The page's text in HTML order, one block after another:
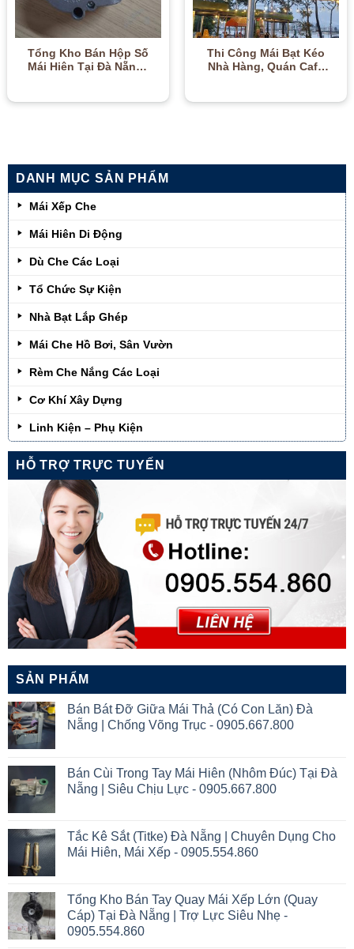
DANH MỤC SẢN PHẨM
Mái Xếp Che
Mái Hiên Di Động
Dù Che Các Loại
Tổ Chức Sự Kiện
Nhà Bạt Lắp Ghép
Mái Che Hồ Bơi, Sân Vườn
Rèm Che Nắng Các Loại
Cơ Khí Xây Dựng
Linh Kiện – Phụ Kiện
HỖ TRỢ TRỰC TUYẾN
SẢN PHẨM
Bán Bát Đỡ Giữa Mái Thả (Có Con Lăn) Đà
Nẵng | Chống Võng Trục - 0905.667.800
Bán Cùi Trong Tay Mái Hiên (Nhôm Đúc) Tại Đà
Nẵng | Siêu Chịu Lực - 0905.667.800
Tắc Kê Sắt (Titke) Đà Nẵng | Chuyên Dụng Cho
Mái Hiên, Mái Xếp - 0905.554.860
Tổng Kho Bán Tay Quay Mái Xếp Lớn (Quay
Cáp) Tại Đà Nẵng | Trợ Lực Siêu Nhẹ -
0905.554.860
Tổng Kho Bán Hộp Số
Mái Hiên Tại Đà Nẵng |
Thi Công Mái Bạt Kéo
Nhà Hàng, Quán Cafe